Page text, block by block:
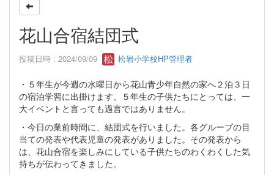
花山合宿結団式
投稿日時 : 2024/09/09 松岩小学校HP管理者
・５年生が今週の水曜日から花山青少年自然の家へ２泊３日
の宿泊学習に出掛けます。５年生の子供たちにとっては、一
大イベントと言っても過言ではありません。
・今日の業前時間に、結団式を行いました。各グループの目
当ての発表や代表児童の発表がありました。その発表から
は、花山合宿を楽しみにしている子供たちのわくわくした気
持ちが伝わってきました。